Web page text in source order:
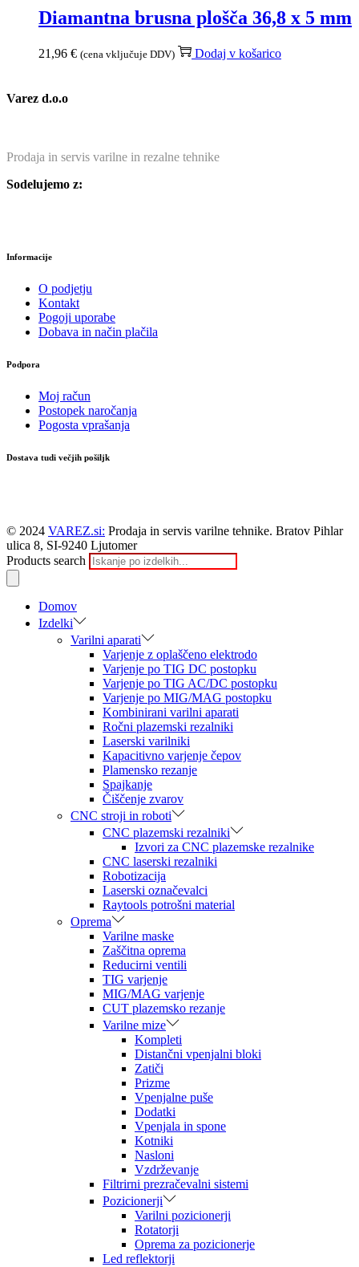
Diamantna brusna plošča 36,8 x 5 mm
21,96 € (cena vključuje DDV) Dodaj v košarico
Varez d.o.o
Prodaja in servis varilne in rezalne tehnike
Sodelujemo z:
Informacije
O podjetju
Kontakt
Pogoji uporabe
Dobava in način plačila
Podpora
Moj račun
Postopek naročanja
Pogosta vprašanja
Dostava tudi večjih pošiljk
© 2024 VAREZ.si: Prodaja in servis varilne tehnike. Bratov Pihlar
ulica 8, SI-9240 Ljutomer
Products search
Domov
Izdelki
Varilni aparati
Varjenje z oplaščeno elektrodo
Varjenje po TIG DC postopku
Varjenje po TIG AC/DC postopku
Varjenje po MIG/MAG postopku
Kombinirani varilni aparati
Ročni plazemski rezalniki
Laserski varilniki
Kapacitivno varjenje čepov
Plamensko rezanje
Spajkanje
Čiščenje zvarov
CNC stroji in roboti
CNC plazemski rezalniki
Izvori za CNC plazemske rezalnike
CNC laserski rezalniki
Robotizacija
Laserski označevalci
Raytools potrošni material
Oprema
Varilne maske
Zaščitna oprema
Reducirni ventili
TIG varjenje
MIG/MAG varjenje
CUT plazemsko rezanje
Varilne mize
Kompleti
Distančni vpenjalni bloki
Zatiči
Prizme
Vpenjalne puše
Dodatki
Vpenjala in spone
Kotniki
Nasloni
Vzdrževanje
Filtrirni prezračevalni sistemi
Pozicionerji
Varilni pozicionerji
Rotatorji
Oprema za pozicionerje
Led reflektorji